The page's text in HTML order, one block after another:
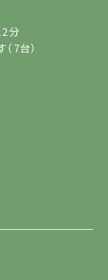
分
7台）